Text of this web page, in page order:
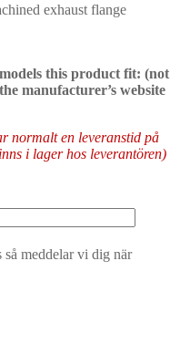
exhaust flange
this product fit: (not
manufacturer’s website
normalt en leveranstid på
i lager hos leverantören)
så meddelar vi dig när